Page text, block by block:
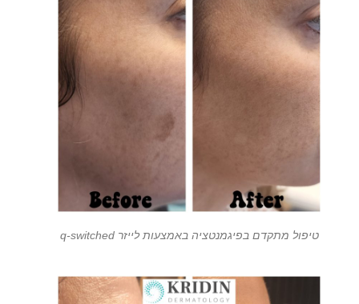
טיפול מתקדם בפיגמנטציה באמצעות לייזר q-switched